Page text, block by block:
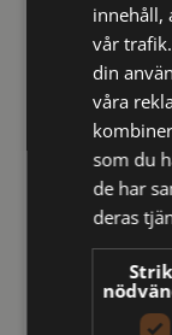
65929184-9900-0
9291 Bälte
inkl
innehåll,
vår
din
våra
som du
de har
deras